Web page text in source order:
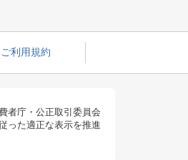
ご利用規約
者庁・公正取引委員会
った適正な表示を推進